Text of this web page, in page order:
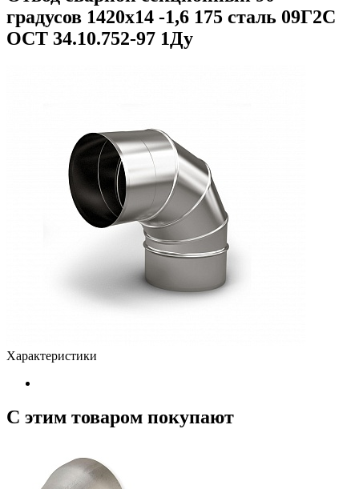
градусов 1420х14 -1,6 175 сталь 09Г2С
ОСТ 34.10.752-97 1Ду
Характеристики
С этим товаром покупают